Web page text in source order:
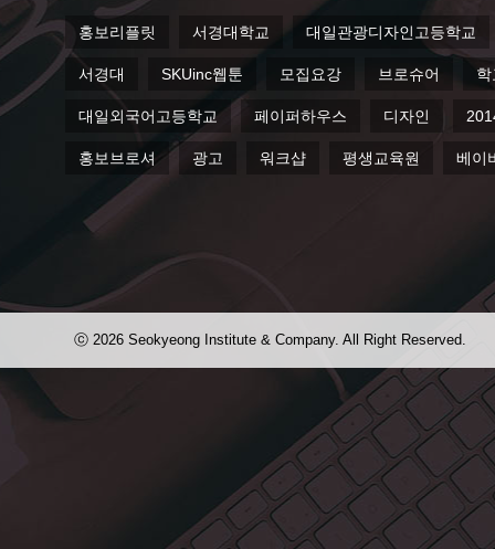
홍보리플릿 서경대학교 대일관광디자인고등학교
서경대 SKUinc웹툰 모집요강 브로슈어
대일외국어고등학교 페이퍼하우스 디자인
홍보브로셔 광고 워크샵 평생교육원 베이
ⓒ 2026 Seokyeong Institute & Company. All Right Reserved.